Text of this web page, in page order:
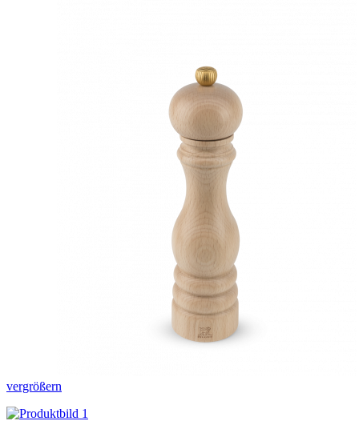
vergrößern